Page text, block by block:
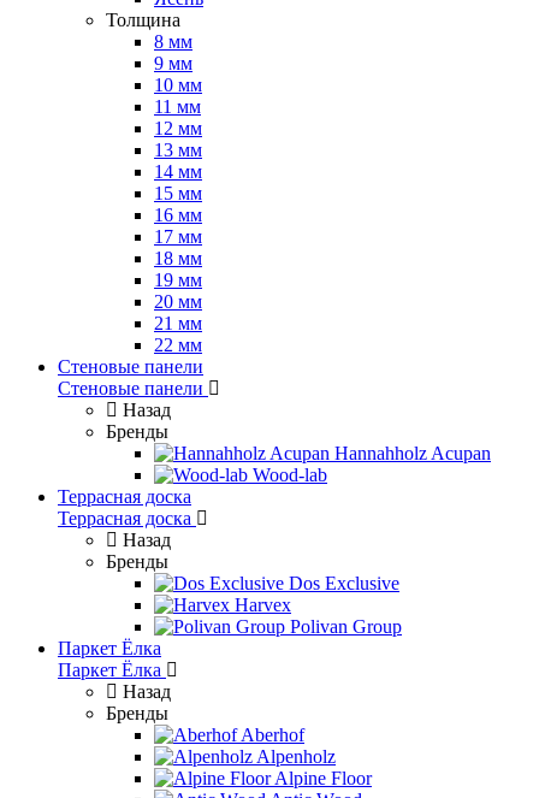
Толщина
8 мм
9 мм
10 мм
11 мм
12 мм
13 мм
14 мм
15 мм
16 мм
17 мм
18 мм
19 мм
20 мм
21 мм
22 мм
Стеновые панели
Стеновые панели
Назад
Бренды
Hannahholz Acupan
Wood-lab
Террасная доска
Террасная доска
Назад
Бренды
Dos Exclusive
Harvex
Polivan Group
Паркет Ёлка
Паркет Ёлка
Назад
Бренды
Aberhof
Alpenholz
Alpine Floor